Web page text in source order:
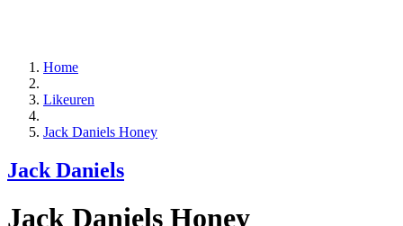
Home
Likeuren
Jack Daniels Honey
Jack Daniels
Jack Daniels Honey